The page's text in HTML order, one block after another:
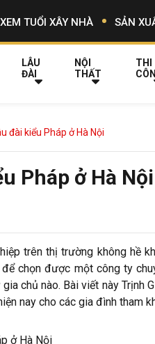
XEM TUỔI XÂY NHÀ SẢN
LÂU
ĐÀI
NỘI
THẤT
THI
đài kiểu Pháp ở Hà Nội
Pháp ở Hà Nội
trên thị trường không hề
chọn được một công ty
chủ nào. Bài viết này Trịnh
nay cho các gia đình tham